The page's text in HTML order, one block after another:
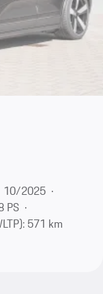
10/2025
PS
571 km